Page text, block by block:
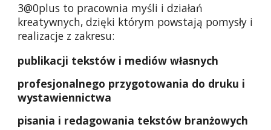
3@0plus to pracownia myśli i działań
kreatywnych, dzięki którym powstają pomysły i
realizacje z zakresu:
publikacji tekstów i mediów własnych
profesjonalnego przygotowania do druku i
wystawiennictwa
pisania i redagowania tekstów branżowych